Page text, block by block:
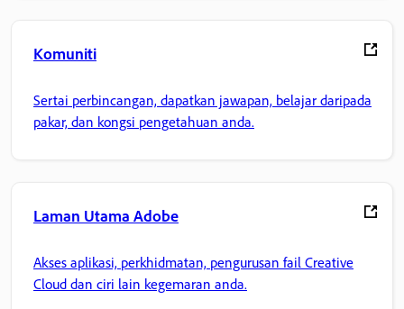
Komuniti
Sertai perbincangan, dapatkan jawapan, belajar daripada
pakar, dan kongsi pengetahuan anda.
Laman Utama Adobe
Akses aplikasi, perkhidmatan, pengurusan fail Creative
Cloud dan ciri lain kegemaran anda.